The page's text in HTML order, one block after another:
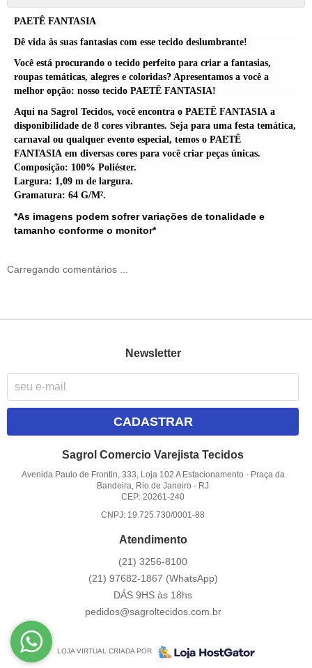
PAETÊ FANTASIA
Dê vida às suas fantasias com esse tecido deslumbrante!
Você está procurando o tecido perfeito para criar a fantasias,
roupas temáticas, alegres e coloridas? Apresentamos a você a
melhor opção: nosso tecido PAETÊ FANTASIA!
Aqui na Sagrol Tecidos, você encontra o PAETÊ FANTASIA a
disponibilidade de 8 cores vibrantes. Seja para uma festa temática,
carnaval ou qualquer evento especial, temos o PAETÊ
FANTASIA em diversas cores para você criar peças únicas.
Composição: 100% Poliéster.
Largura: 1,09 m de largura.
Gramatura: 64 G/M².
*As imagens podem sofrer variações de tonalidade e
tamanho conforme o monitor*
Carregando comentários ...
Newsletter
CADASTRAR
Sagrol Comercio Varejista Tecidos
Avenida Paulo de Frontin, 333, Loja 102 A Estacionamento - Praça da
Bandeira, Rio de Janeiro - RJ
CEP: 20261-240
CNPJ: 19.725.730/0001-88
Atendimento
(21) 3256-8100
(21) 97682-1867 (WhatsApp)
DÁS 9HS às 18hs
pedidos@sagroltecidos.com.br
LOJA VIRTUAL CRIADA POR